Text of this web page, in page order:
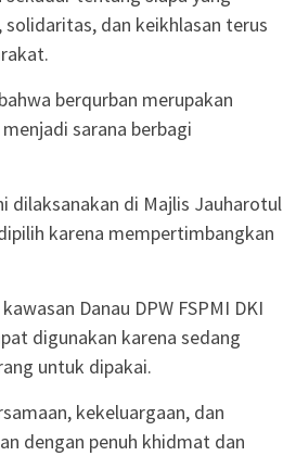
dan keikhlasan terus
berqurban merupakan
sarana berbagi
dilaksanakan di Majlis Jauharotul
karena mempertimbangkan
Danau DPW FSPMI DKI
digunakan karena sedang
untuk dipakai.
kekeluargaan, dan
dengan penuh khidmat dan